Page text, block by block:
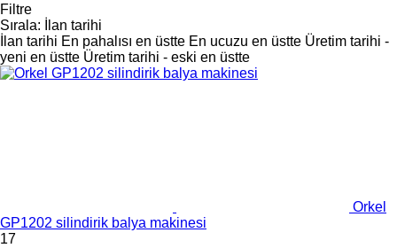
Filtre
Sırala:
İlan tarihi
İlan tarihi En pahalısı en üstte En ucuzu en üstte Üretim tarihi -
yeni en üstte Üretim tarihi - eski en üstte
Orkel
GP1202 silindirik balya makinesi
17